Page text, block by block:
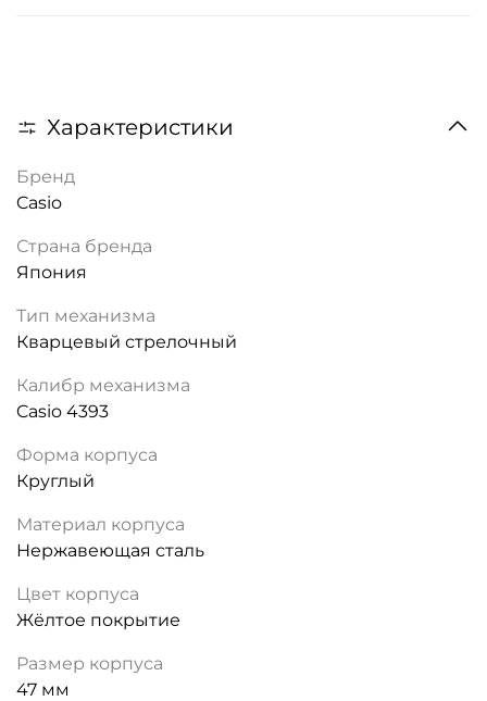
Характеристики
Бренд
Casio
Страна бренда
Япония
Тип механизма
Кварцевый стрелочный
Калибр механизма
Casio 4393
Форма корпуса
Круглый
Материал корпуса
Нержавеющая сталь
Цвет корпуса
Жёлтое покрытие
Размер корпуса
47 мм